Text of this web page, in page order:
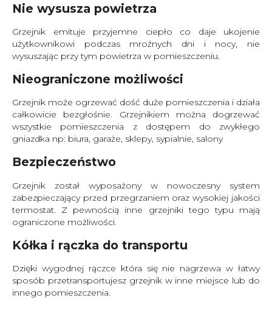
Nie wysusza powietrza
Grzejnik emituje przyjemne ciepło co daje ukojenie
użytkownikowi podczas mroźnych dni i nocy, nie
wysuszając przy tym powietrza w pomieszczeniu.
Nieograniczone możliwości
Grzejnik może ogrzewać dość duże pomieszczenia i działa
całkowicie bezgłośnie. Grzejnikiem można dogrzewać
wszystkie pomieszczenia z dostępem do zwykłego
gniazdka np: biura, garaże, sklepy, sypialnie, salony
Bezpieczeństwo
Grzejnik został wyposażony w nowoczesny system
zabezpieczający przed przegrzaniem oraz wysokiej jakości
termostat. Z pewnością inne grzejniki tego typu mają
ograniczone możliwości.
Kółka i rączka do transportu
Dzięki wygodnej rączce która się nie nagrzewa w łatwy
sposób przetransportujesz grzejnik w inne miejsce lub do
innego pomieszczenia.